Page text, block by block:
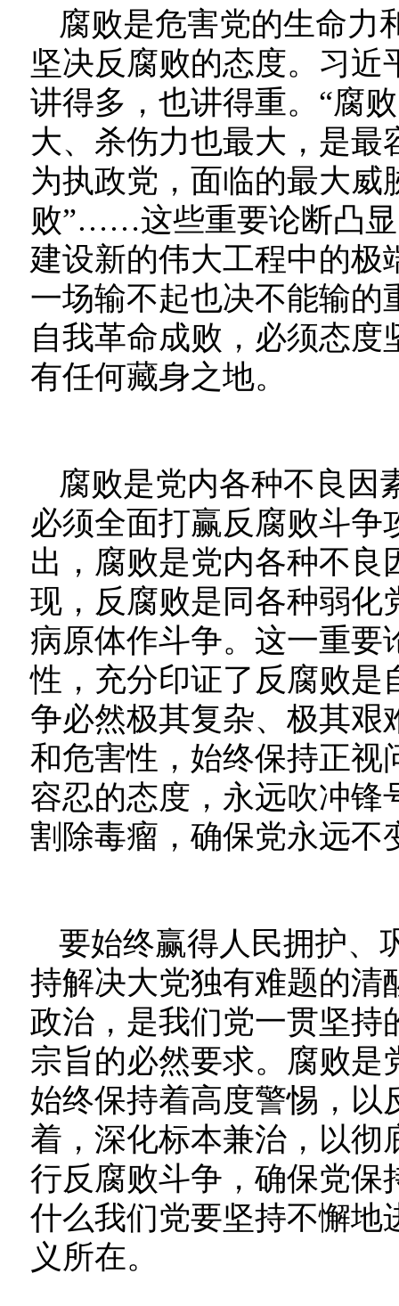
腐败是危害党的生命力
坚决反腐败的态度。习
讲得多，也讲得重。“腐
大、杀伤力也最大，是最
为执政党，面临的最大威
败”……这些重要论断凸
建设新的伟大工程中的极
一场输不起也决不能输的
自我革命成败，必须态
有任何藏身之地。
腐败是党内各种不良因
必须全面打赢反腐败斗
出，腐败是党内各种不良
现，反腐败是同各种弱化
病原体作斗争。这一重要
性，充分印证了反腐败是
争必然极其复杂、极其艰
和危害性，始终保持正视
容忍的态度，永远吹冲锋
割除毒瘤，确保党永远不
要始终赢得人民拥护、
持解决大党独有难题的清
政治，是我们党一贯坚持
宗旨的必然要求。腐败是
始终保持着高度警惕，以
着，深化标本兼治，以彻
行反腐败斗争，确保党保
什么我们党要坚持不懈地
义所在。